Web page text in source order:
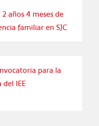
años 4 meses de
familiar en SJC
para la
IEE